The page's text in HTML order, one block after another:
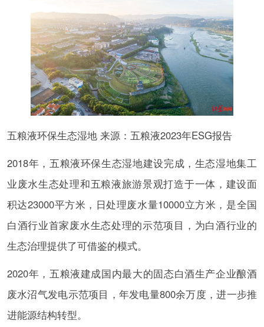
五粮液环保生态湿地 来源：五粮液2023年ESG报告
2018年，五粮液环保生态湿地建设完成，生态湿地集工
业废水生态处理和五粮液旅游景观打造于一体，建设面
积达23000平方米，日处理废水量10000立方米，是全国
白酒行业首家废水生态处理的示范项目，为白酒行业的
生态治理提供了可借鉴的模式。
2020年，五粮液建成国内最大的固态白酒生产企业酿酒
废水沼气发电示范项目，年发电量800余万度，进一步推
进能源结构转型。